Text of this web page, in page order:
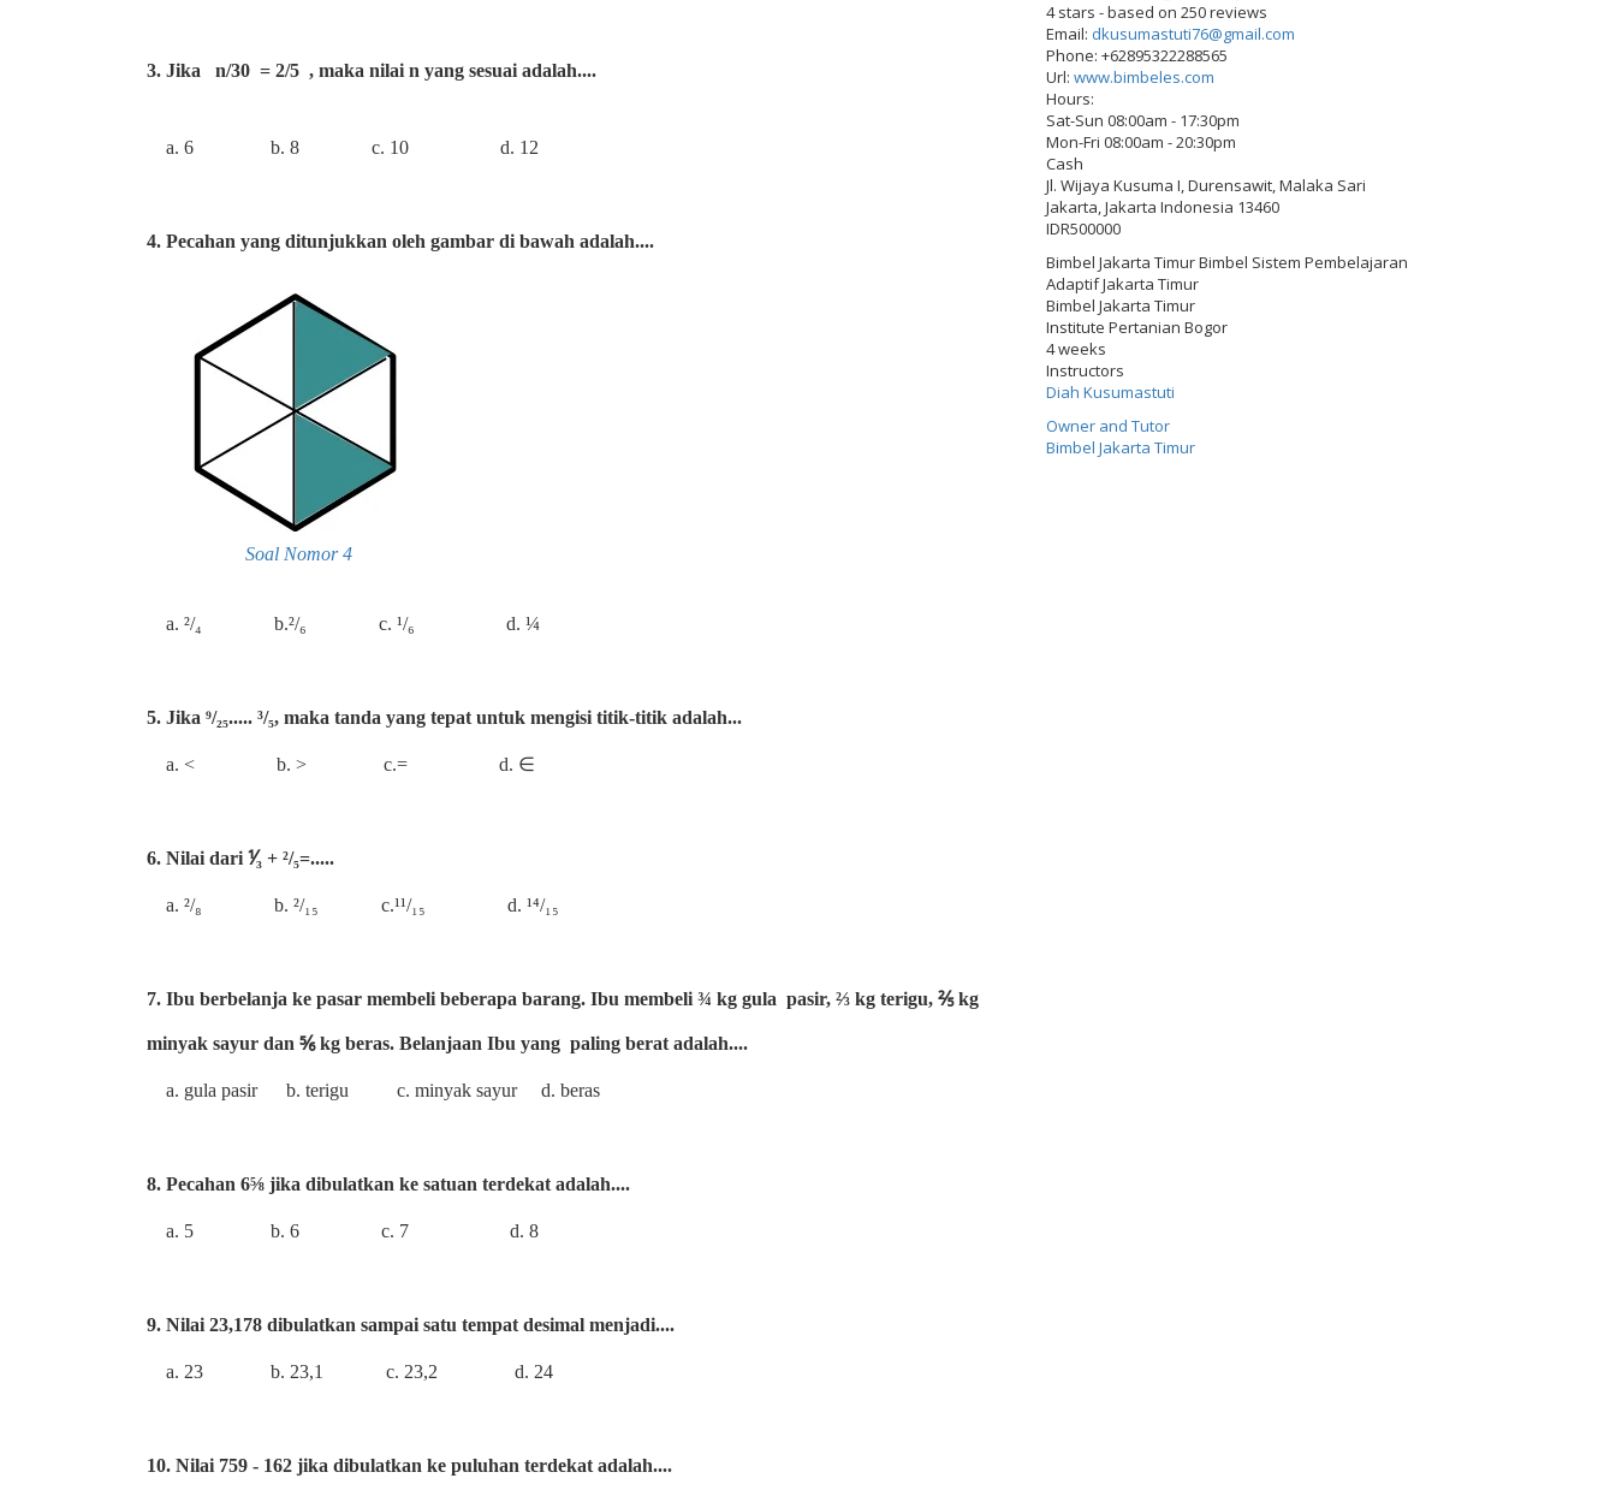
3. Jika n/30 = 2/5 , maka nilai n yang sesuai adalah....
a. 6 b. 8 c. 10 d. 12
4. Pecahan yang ditunjukkan oleh gambar di bawah adalah....
Soal Nomor 4
a. ²/₄ b.²/₆ c. ¹/₆ d. ¼
5. Jika ⁹/₂₅..... ³/₅, maka tanda yang tepat untuk mengisi titik-titik adalah...
a. < b. > c.= d. ∈
6. Nilai dari ⅟₃ + ²/₅=.....
a. ²/₈ b. ²/₁₅ c.¹¹/₁₅ d. ¹⁴/₁₅
7. Ibu berbelanja ke pasar membeli beberapa barang. Ibu membeli ¾ kg gula pasir, ⅔ kg terigu, ⅖ kg
minyak sayur dan ⅚ kg beras. Belanjaan Ibu yang paling berat adalah....
a. gula pasir b. terigu c. minyak sayur d. beras
8. Pecahan 6⅝ jika dibulatkan ke satuan terdekat adalah....
a. 5 b. 6 c. 7 d. 8
9. Nilai 23,178 dibulatkan sampai satu tempat desimal menjadi....
a. 23 b. 23,1 c. 23,2 d. 24
10. Nilai 759 - 162 jika dibulatkan ke puluhan terdekat adalah....
4stars - based on250reviews
Email: dkusumastuti76@gmail.com
Phone:+62895322288565
Url:www.bimbeles.com
Hours:
Sat-Sun 08:00am - 17:30pm
Mon-Fri 08:00am - 20:30pm
Cash
Jl. Wijaya Kusuma I, Durensawit, Malaka Sari
Jakarta,Jakarta Indonesia 13460
IDR500000
Bimbel Jakarta Timur Bimbel Sistem Pembelajaran
Adaptif Jakarta Timur
Bimbel Jakarta Timur
Institute Pertanian Bogor
4 weeks
Instructors
Diah Kusumastuti
Owner and Tutor
Bimbel Jakarta Timur